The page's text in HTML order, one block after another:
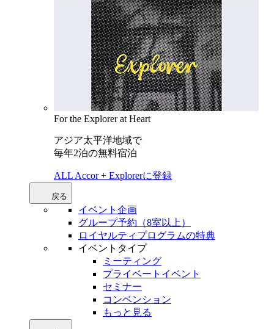
For the Explorer at Heart
アジア太平洋地域で
毎年2泊の無料宿泊
ALL Accor + Explorerに登録
戻る
イベント企画
グループ予約（8室以上）
ロイヤルティプログラムの特典
イベントタイプ
ミーティング
プライベートイベント
セミナー
コンベンション
もっと見る